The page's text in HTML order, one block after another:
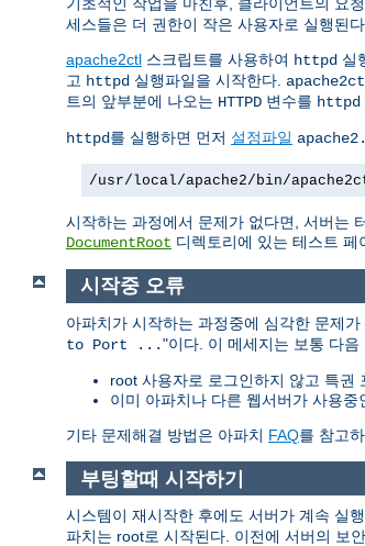
세스들은 더 권한이 작은 사용자로 실행된
apache2ctl 스크립트를 사용하여 httpd 실
고 httpd 실행파일을 시작한다.
트의 앞부분에 나오는 HTTPD 변수를 httpd
httpd를 실행하면 먼저 설정파일
/usr/local/apache2/bin/
시작하는 과정에서 문제가 없다면, 서버는
DocumentRoot 디렉토리에 있는 테스트
시작중 오류
아파치가 시작하는 과정중에 심각한 문제
to Port ..."이다. 이 메세지는 보통 다음
root 사용자로 로그인하지 않고 특권
이미 아파치나 다른 웹서버가 사용중
기타 문제해결 방법은 아파치 FAQ를 참고하
부팅할때 시작하기
시스템이 재시작한 후에도 서버가 계속 실
파치는 root로 시작된다. 이전에 서버의 보